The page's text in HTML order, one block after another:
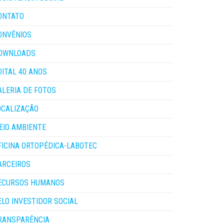
40 ANOS
DE FOTOS
AMBIENTE
ORTOPÉDICA-LABOTEC
HUMANOS
INVESTIDOR SOCIAL